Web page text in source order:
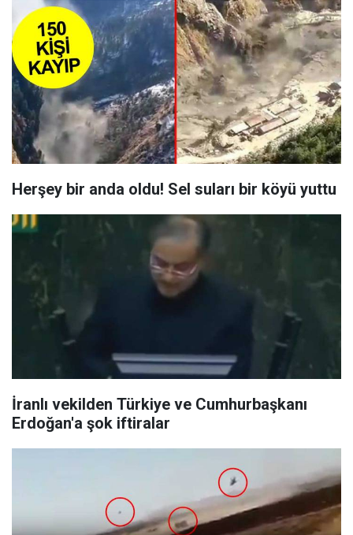
Herşey bir anda oldu! Sel suları bir köyü yuttu
İranlı vekilden Türkiye ve Cumhurbaşkanı
Erdoğan'a şok iftiralar